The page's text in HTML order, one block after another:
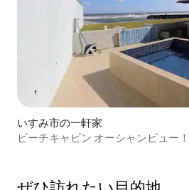
いすみ市の一軒家
ビーチキャビン オーシャンビュー！プライベートビーチ、